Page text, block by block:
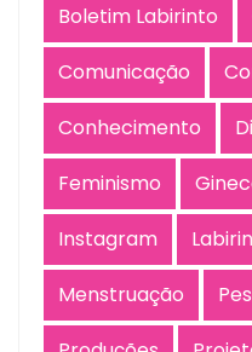
Boletim Labirinto
Comunicação
Conhecimento
Feminismo
Instagram
Menstruação